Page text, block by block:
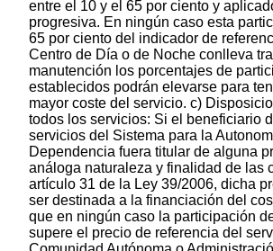
entre el 10 y el 65 por ciento y
progresiva. En ningún caso esta
65 por ciento del indicador de
Centro de Día o de Noche conlleva
manutención los porcentajes de
establecidos podrán elevarse para
mayor coste del servicio. c)
todos los servicios: Si el beneficiario
servicios del Sistema para la
Dependencia fuera titular de alguna
análoga naturaleza y finalidad de las
artículo 31 de la Ley 39/2006, dicha
ser destinada a la financiación del
que en ningún caso la participación
supere el precio de referencia del